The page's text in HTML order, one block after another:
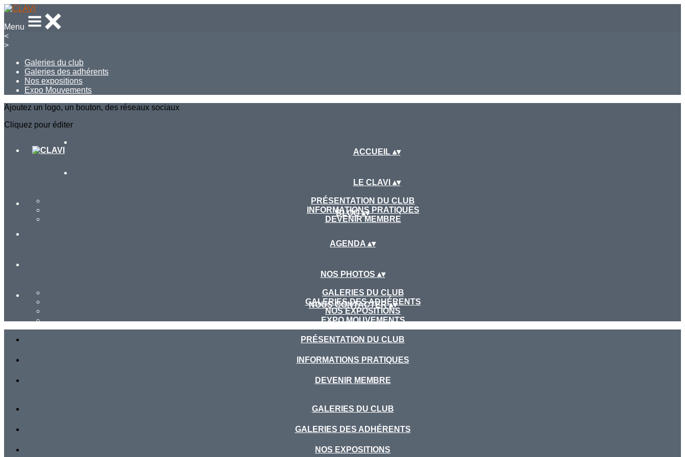
Menu
<
>
Galeries du club
Galeries des adhérents
Nos expositions
Expo Mouvements
Ajoutez un logo, un bouton, des réseaux sociaux
Cliquez pour éditer
ACCUEIL ▴▾
LE CLAVI ▴▾
PRÉSENTATION DU CLUB
INFORMATIONS PRATIQUES
DEVENIR MEMBRE
BLOG▴▾
AGENDA ▴▾
NOS PHOTOS ▴▾
GALERIES DU CLUB
GALERIES DES ADHÉRENTS
NOS EXPOSITIONS
EXPO MOUVEMENTS
NOUS CONTACTER▴▾
PRÉSENTATION DU CLUB
INFORMATIONS PRATIQUES
DEVENIR MEMBRE
GALERIES DU CLUB
GALERIES DES ADHÉRENTS
NOS EXPOSITIONS